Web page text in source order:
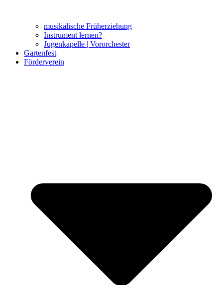
musikalische Früherziehung
Instrument lernen?
Jugenkapelle | Vororchester
Gartenfest
Förderverein